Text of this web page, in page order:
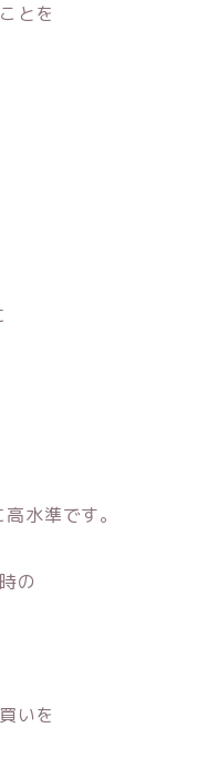
とを
水準です。
の
いを